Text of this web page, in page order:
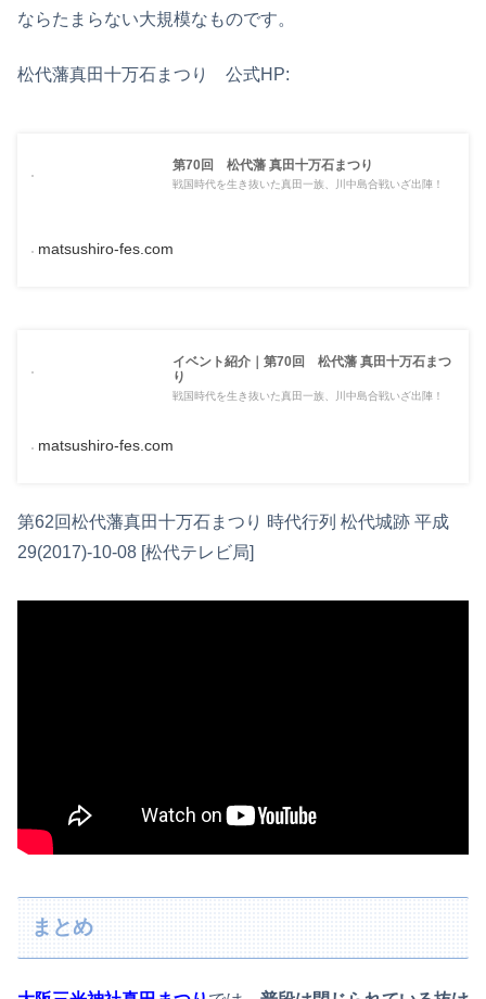
ならたまらない大規模なものです。
松代藩真田十万石まつり 公式HP:
第70回 松代藩 真田十万石まつり
戦国時代を生き抜いた真田一族、川中島合戦いざ出陣！
matsushiro-fes.com
イベント紹介｜第70回 松代藩 真田十万石まつ
り
戦国時代を生き抜いた真田一族、川中島合戦いざ出陣！
matsushiro-fes.com
第62回松代藩真田十万石まつり 時代行列 松代城跡 平成
29(2017)-10-08 [松代テレビ局]
まとめ